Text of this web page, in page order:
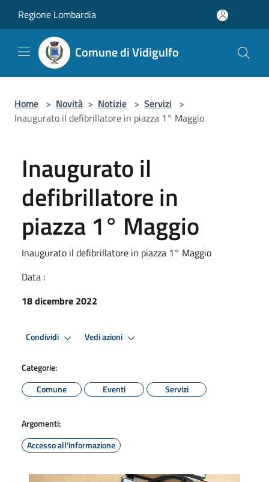
Regione Lombardia
Comune di Vidigulfo
Home > Novità > Notizie > Servizi >
Inaugurato il defibrillatore in piazza 1° Maggio
Inaugurato il
defibrillatore in
piazza 1° Maggio
Inaugurato il defibrillatore in piazza 1° Maggio
Data :
18 dicembre 2022
Condividi Vedi azioni
Categorie:
Comune
Eventi Servizi
Argomenti:
Accesso all'informazione